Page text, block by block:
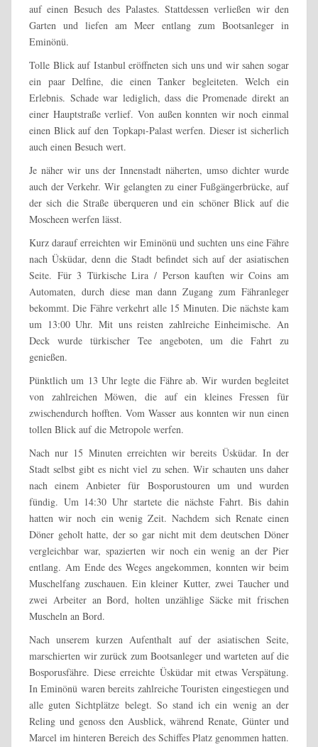
auf einen Besuch des Palastes. Stattdessen verließen wir den
Garten und liefen am Meer entlang zum Bootsanleger in
Eminönü.
Tolle Blick auf Istanbul eröffneten sich uns und wir sahen sogar
ein paar Delfine, die einen Tanker begleiteten. Welch ein
Erlebnis. Schade war lediglich, dass die Promenade direkt an
einer Hauptstraße verlief. Von außen konnten wir noch einmal
einen Blick auf den Topkapı-Palast werfen. Dieser ist sicherlich
auch einen Besuch wert.
Je näher wir uns der Innenstadt näherten, umso dichter wurde
auch der Verkehr. Wir gelangten zu einer Fußgängerbrücke, auf
der sich die Straße überqueren und ein schöner Blick auf die
Moscheen werfen lässt.
Kurz darauf erreichten wir Eminönü und suchten uns eine Fähre
nach Üsküdar, denn die Stadt befindet sich auf der asiatischen
Seite. Für 3 Türkische Lira / Person kauften wir Coins am
Automaten, durch diese man dann Zugang zum Fähranleger
bekommt. Die Fähre verkehrt alle 15 Minuten. Die nächste kam
um 13:00 Uhr. Mit uns reisten zahlreiche Einheimische. An
Deck wurde türkischer Tee angeboten, um die Fahrt zu
genießen.
Pünktlich um 13 Uhr legte die Fähre ab. Wir wurden begleitet
von zahlreichen Möwen, die auf ein kleines Fressen für
zwischendurch hofften. Vom Wasser aus konnten wir nun einen
tollen Blick auf die Metropole werfen.
Nach nur 15 Minuten erreichten wir bereits Üsküdar. In der
Stadt selbst gibt es nicht viel zu sehen. Wir schauten uns daher
nach einem Anbieter für Bosporustouren um und wurden
fündig. Um 14:30 Uhr startete die nächste Fahrt. Bis dahin
hatten wir noch ein wenig Zeit. Nachdem sich Renate einen
Döner geholt hatte, der so gar nicht mit dem deutschen Döner
vergleichbar war, spazierten wir noch ein wenig an der Pier
entlang. Am Ende des Weges angekommen, konnten wir beim
Muschelfang zuschauen. Ein kleiner Kutter, zwei Taucher und
zwei Arbeiter an Bord, holten unzählige Säcke mit frischen
Muscheln an Bord.
Nach unserem kurzen Aufenthalt auf der asiatischen Seite,
marschierten wir zurück zum Bootsanleger und warteten auf die
Bosporusfähre. Diese erreichte Üsküdar mit etwas Verspätung.
In Eminönü waren bereits zahlreiche Touristen eingestiegen und
alle guten Sichtplätze belegt. So stand ich ein wenig an der
Reling und genoss den Ausblick, während Renate, Günter und
Marcel im hinteren Bereich des Schiffes Platz genommen hatten.